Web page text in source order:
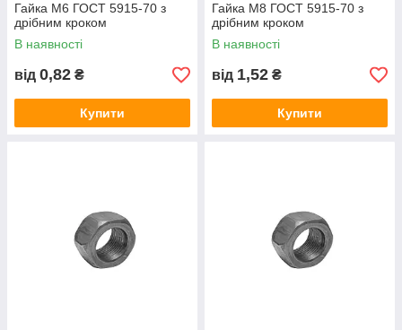
Гайка М6 ГОСТ 5915-70 з
дрібним кроком
В наявності
від 0,82 ₴
Купити
Гайка М8 ГОСТ 5915-70 з
дрібним кроком
В наявності
від 1,52 ₴
Купити